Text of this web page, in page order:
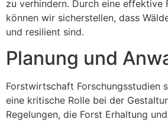
zu verhindern. Durch eine effektive
können wir sicherstellen, dass
und resilient sind.
Planung und
Forstwirtschaft Forschungsstudien
eine kritische Rolle bei der
Regelungen, die Forst Erhaltung